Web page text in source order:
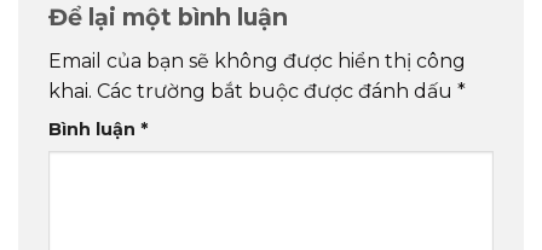
Để lại một bình luận
Email của bạn sẽ không được hiển thị công
khai. Các trường bắt buộc được đánh dấu *
Bình luận *